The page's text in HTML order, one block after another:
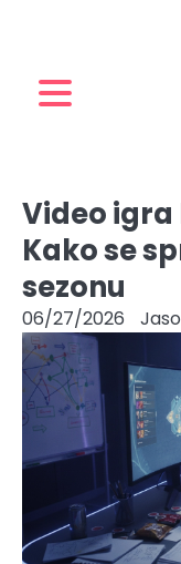
Video igra
Kako se
sezonu
06/27/2026